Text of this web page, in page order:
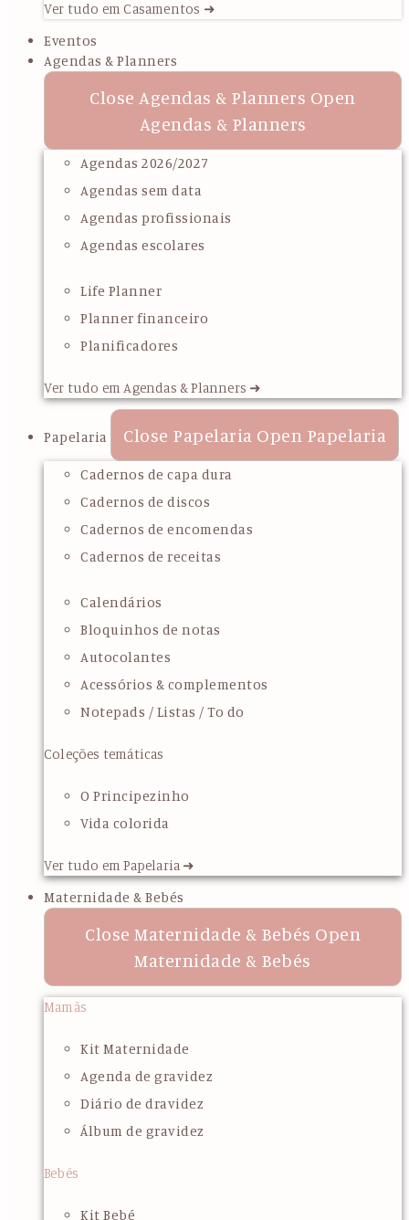
Ver tudo em Casamentos ➜
Eventos
Agendas & Planners
Close Agendas & Planners Open
Agendas & Planners
Agendas 2026/2027
Agendas sem data
Agendas profissionais
Agendas escolares
Life Planner
Planner financeiro
Planificadores
Ver tudo em Agendas & Planners ➜
Papelaria Close Papelaria Open Papelaria
Cadernos de capa dura
Cadernos de discos
Cadernos de encomendas
Cadernos de receitas
Calendários
Bloquinhos de notas
Autocolantes
Acessórios & complementos
Notepads / Listas / To do
Coleções temáticas
O Principezinho
Vida colorida
Ver tudo em Papelaria ➜
Maternidade & Bebés
Close Maternidade & Bebés Open
Maternidade & Bebés
Mamãs
Kit Maternidade
Agenda de gravidez
Diário de dravidez
Álbum de gravidez
Bebés
Kit Bebé